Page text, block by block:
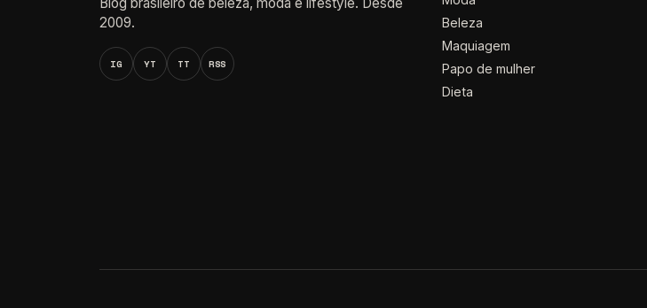
2009.
IG YT TT RSS
Beleza
Maquiagem
Papo de mulher
Dieta